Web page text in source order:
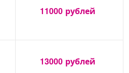
11000 рублей
13000 рублей